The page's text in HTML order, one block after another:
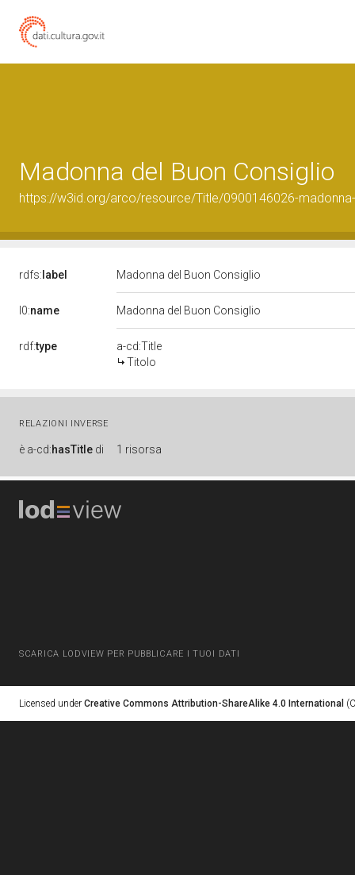
Madonna del Buon Consiglio
https://w3id.org/arco/resource/Title/0900146026-
rdfs: label Madonna del Buon Consiglio
l0:name Madonna del Buon Consiglio
rdf:type
a-cd:Title
Titolo
RELAZIONI INVERSE
è a-cd:hasTitle di 1 risorsa
SCARICA LODVIEW PER PUBBLICARE I TUOI DATI
Licensed under Creative Commons Attribution-ShareAlike 4.0 International